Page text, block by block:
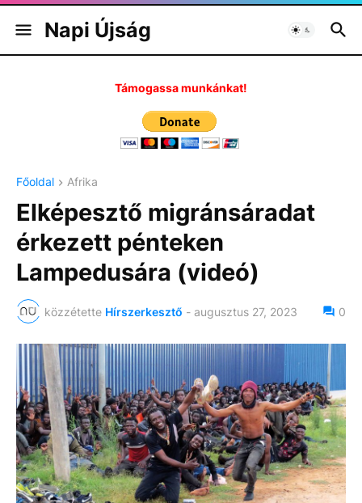
Napi Újság
Támogassa munkánkat!
Főoldal Afrika
Elképesztő migránsáradat
érkezett pénteken
Lampedusára (videó)
közzétette Hírszerkesztő - augusztus 27, 2023 0